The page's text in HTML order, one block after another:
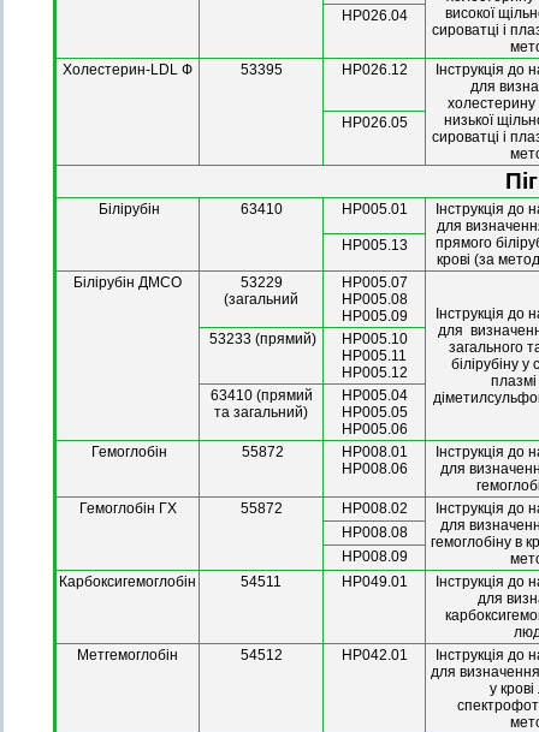
високої
сироватці і
HP026.04
Холестерин-LDL Ф 53395 HP026.12
Інструкція до
для
холестерину
низької
сироватці і
HP026.05
Білірубін 63410 HP005.01
Інструкція до
для
прямого
крові (за
HP005.13
Білірубін ДМСО
53229
(загальний
НР005.07
НР005.08
НР005.09
Інструкція до
для
загального
білірубіну
плазмі
53233 (прямий)
НР005.10
НР005.11
НР005.12
63410 (прямий
та загальний)
НР005.04
НР005.05
НР005.06
Гемоглобін
55872
HP008.01
HP008.06
Інструкція до
для
Гемоглобін ГХ
55872 HP008.02
Інструкція до
для
гемоглобіну в
HP008.08
НР008.09
Карбоксигемоглобін
54511 НР049.01
Інструкція до
для
Метгемоглобін
54512 НР042.01
Інструкція до
для
у